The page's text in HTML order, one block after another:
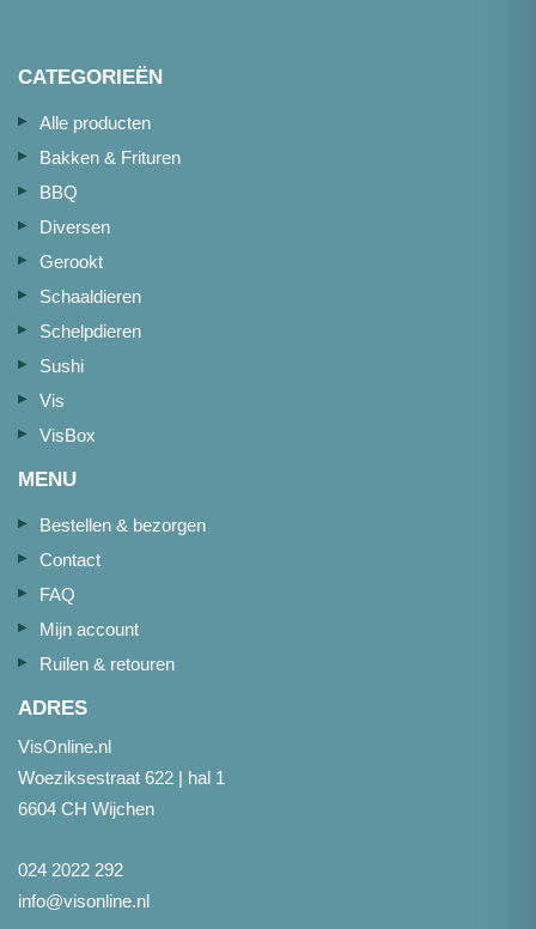
CATEGORIEËN
Alle producten
Bakken & Frituren
BBQ
Diversen
Gerookt
Schaaldieren
Schelpdieren
Sushi
Vis
VisBox
MENU
Bestellen & bezorgen
Contact
FAQ
Mijn account
Ruilen & retouren
ADRES
VisOnline.nl
Woeziksestraat 622 | hal 1
6604 CH Wijchen
024 2022 292
info@visonline.nl